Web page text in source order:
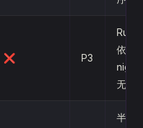
❌ P3
Rust
依赖
无法
半开